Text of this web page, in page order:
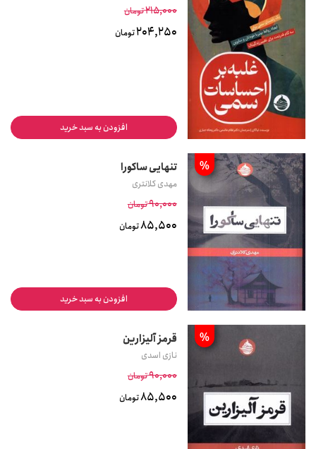
215,000تومان
204,250تومان
افزودن به سبد خرید
% تنهایی ساکورا
مهدی کلانتری
90,000تومان
85,500تومان
افزودن به سبد خرید
% قرمز آلیزارین
نازی اسدی
90,000تومان
85,500تومان